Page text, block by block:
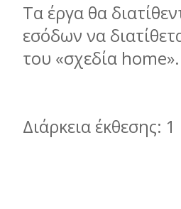
Tα έργα θα
εσόδων να
του «σχεδία home».
Διάρκεια έκθεσης: